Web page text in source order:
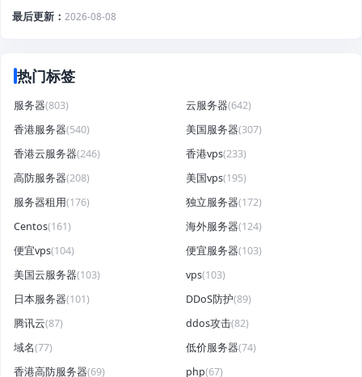
最后更新
2026-08-08
热门标签
服务器(803) 云服务器(642)
香港服务器(540) 美国服务器(307)
香港云服务器(246) 香港vps(233)
高防服务器(208) 美国vps(195)
服务器租用(176) 独立服务器(172)
Centos(161) 海外服务器(124)
便宜vps(104) 便宜服务器(103)
美国云服务器(103) vps(103)
日本服务器(101) DDoS防护(89)
腾讯云(87) ddos攻击(82)
域名(77) 低价服务器(74)
香港高防服务器(69) php(67)